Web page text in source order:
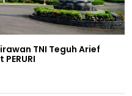
TNI Teguh Arief